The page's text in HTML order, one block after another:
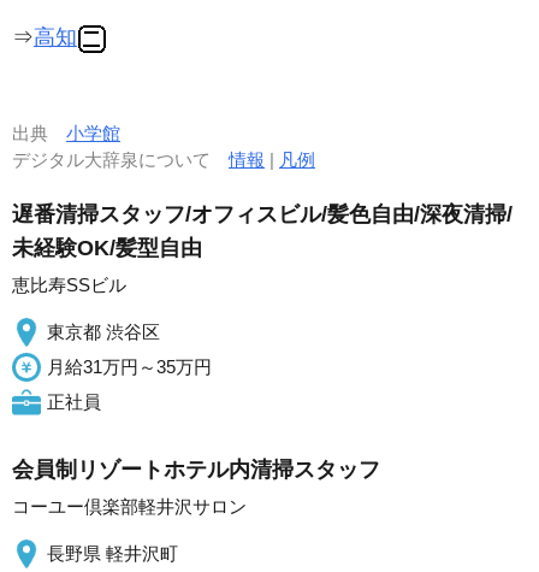
⇒高知
出典 小学館
デジタル大辞泉について情報 | 凡例
遅番清掃スタッフ/オフィスビル/髪色自由/深夜清掃/
未経験OK/髪型自由
恵比寿SSビル
東京都 渋谷区
月給31万円～35万円
正社員
会員制リゾートホテル内清掃スタッフ
コーユー倶楽部軽井沢サロン
長野県 軽井沢町